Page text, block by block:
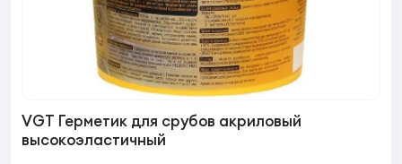
VGT Герметик для срубов акриловый
высокоэластичный